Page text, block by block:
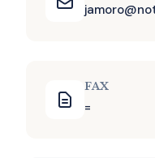
FAX
=